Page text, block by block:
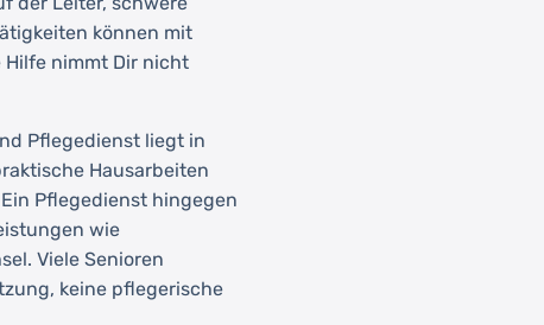
können mit
nimmt Dir nicht
Pflegedienst liegt in
Hausarbeiten
Pflegedienst hingegen
wie
Viele Senioren
keine pflegerische